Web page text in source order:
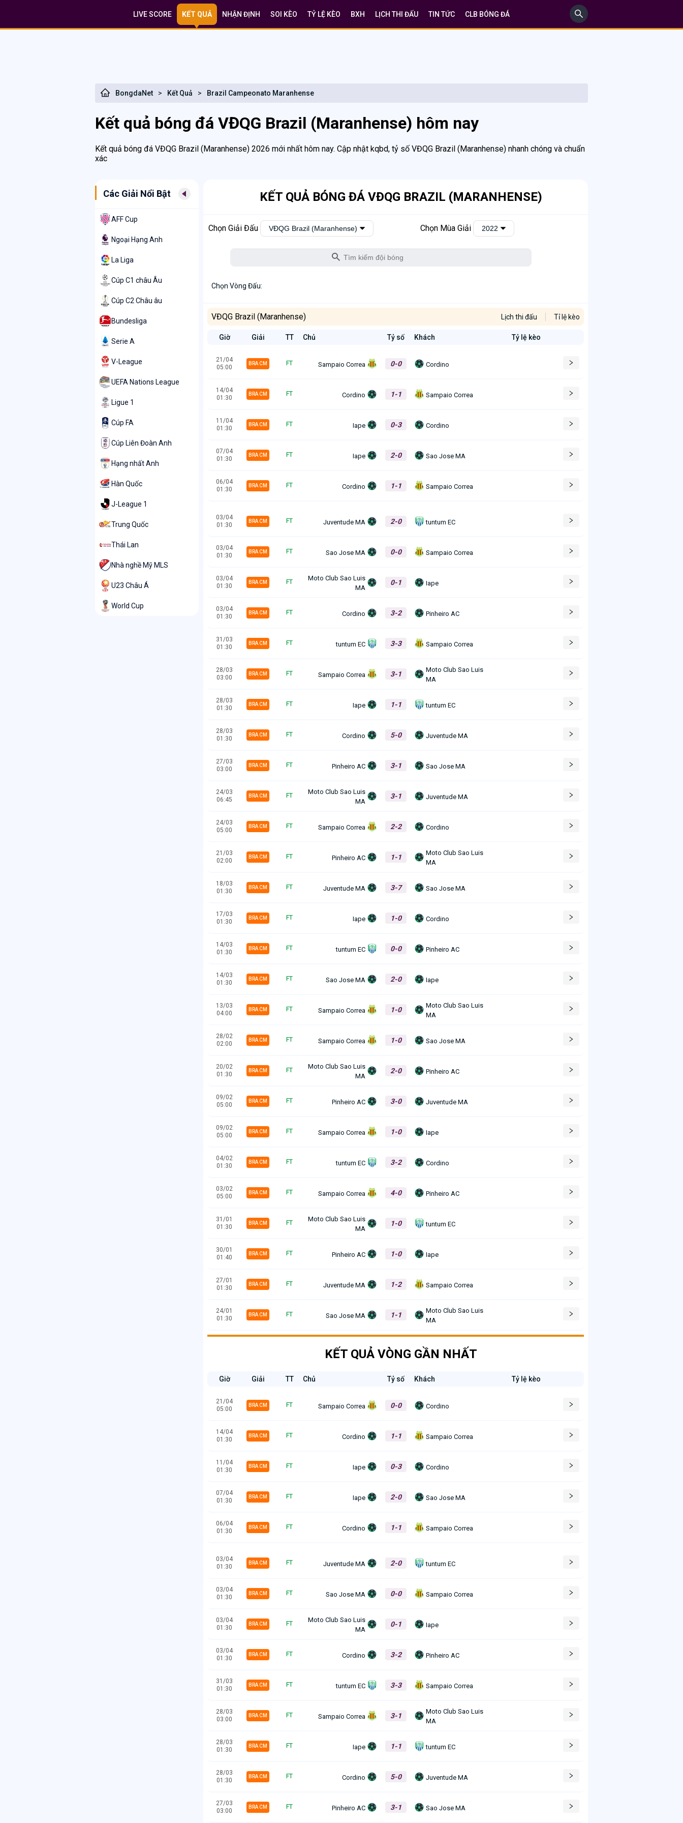
LIVE SCORE KẾT QUẢ NHẬN ĐỊNH SOI KÈO TỶ LỆ KÈO BXH LỊCH THI ĐẤU TIN TỨC CLB BÓNG ĐÁ
BongdaNet > Kết Quả > Brazil Campeonato Maranhense
Kết quả bóng đá VĐQG Brazil (Maranhense) hôm nay
Kết quả bóng đá VĐQG Brazil (Maranhense) 2026 mới nhất hôm nay. Cập nhật kqbd, tỷ số VĐQG Brazil (Maranhense) nhanh chóng và chuẩn
xác
Các Giải Nổi Bật
AFF Cup
Ngoại Hạng Anh
La Liga
Cúp C1 châu Âu
Cúp C2 Châu âu
Bundesliga
Serie A
V-League
UEFA Nations League
Ligue 1
Cúp FA
Cúp Liên Đoàn Anh
Hạng nhất Anh
Hàn Quốc
J-League 1
Trung Quốc
Thái Lan
Nhà nghề Mỹ MLS
U23 Châu Á
World Cup
KẾT QUẢ BÓNG ĐÁ VĐQG BRAZIL (MARANHENSE)
Chọn Giải Đấu VĐQG Brazil (Maranhense) Chọn Mùa Giải 2022
Chọn Vòng Đấu:
VĐQG Brazil (Maranhense) Lịch thi đấu Tỉ lệ kèo
Giờ Giải TT Chủ Tỷ số Khách Tỷ lệ kèo
21/04
05:00
BRA CM FT Sampaio Correa 0-0 Cordino
14/04
01:30
BRA CM FT Cordino 1-1 Sampaio Correa
11/04
01:30
BRA CM FT Iape 0-3 Cordino
07/04
01:30
BRA CM FT Iape 2-0 Sao Jose MA
06/04
01:30
BRA CM FT Cordino 1-1 Sampaio Correa
03/04
01:30
BRA CM FT Juventude MA 2-0 tuntum EC
03/04
01:30
BRA CM FT Sao Jose MA 0-0 Sampaio Correa
03/04
01:30
BRA CM FT
Moto Club Sao Luis
MA
0-1 Iape
03/04
01:30
BRA CM FT Cordino 3-2 Pinheiro AC
31/03
01:30
BRA CM FT tuntum EC 3-3 Sampaio Correa
28/03
03:00
BRA CM FT Sampaio Correa 3-1
Moto Club Sao Luis
MA
28/03
01:30
BRA CM FT Iape 1-1 tuntum EC
28/03
01:30
BRA CM FT Cordino 5-0 Juventude MA
27/03
03:00
BRA CM FT Pinheiro AC 3-1 Sao Jose MA
24/03
06:45
BRA CM FT
Moto Club Sao Luis
MA
3-1 Juventude MA
24/03
05:00
BRA CM FT Sampaio Correa 2-2 Cordino
21/03
02:00
BRA CM FT Pinheiro AC 1-1
Moto Club Sao Luis
MA
18/03
01:30
BRA CM FT Juventude MA 3-7 Sao Jose MA
17/03
01:30
BRA CM FT Iape 1-0 Cordino
14/03
01:30
BRA CM FT tuntum EC 0-0 Pinheiro AC
14/03
01:30
BRA CM FT Sao Jose MA 2-0 Iape
13/03
04:00
BRA CM FT Sampaio Correa 1-0
Moto Club Sao Luis
MA
28/02
02:00
BRA CM FT Sampaio Correa 1-0 Sao Jose MA
20/02
01:30
BRA CM FT
Moto Club Sao Luis
MA
2-0 Pinheiro AC
09/02
05:00
BRA CM FT Pinheiro AC 3-0 Juventude MA
09/02
05:00
BRA CM FT Sampaio Correa 1-0 Iape
04/02
01:30
BRA CM FT tuntum EC 3-2 Cordino
03/02
05:00
BRA CM FT Sampaio Correa 4-0 Pinheiro AC
31/01
01:30
BRA CM FT
Moto Club Sao Luis
MA
1-0 tuntum EC
30/01
01:40
BRA CM FT Pinheiro AC 1-0 Iape
27/01
01:30
BRA CM FT Juventude MA 1-2 Sampaio Correa
24/01
01:30
BRA CM FT Sao Jose MA 1-1
Moto Club Sao Luis
MA
KẾT QUẢ VÒNG GẦN NHẤT
Giờ Giải TT Chủ Tỷ số Khách Tỷ lệ kèo
21/04
05:00
BRA CM FT Sampaio Correa 0-0 Cordino
14/04
01:30
BRA CM FT Cordino 1-1 Sampaio Correa
11/04
01:30
BRA CM FT Iape 0-3 Cordino
07/04
01:30
BRA CM FT Iape 2-0 Sao Jose MA
06/04
01:30
BRA CM FT Cordino 1-1 Sampaio Correa
03/04
01:30
BRA CM FT Juventude MA 2-0 tuntum EC
03/04
01:30
BRA CM FT Sao Jose MA 0-0 Sampaio Correa
03/04
01:30
BRA CM FT
Moto Club Sao Luis
MA
0-1 Iape
03/04
01:30
BRA CM FT Cordino 3-2 Pinheiro AC
31/03
01:30
BRA CM FT tuntum EC 3-3 Sampaio Correa
28/03
03:00
BRA CM FT Sampaio Correa 3-1
Moto Club Sao Luis
MA
28/03
01:30
BRA CM FT Iape 1-1 tuntum EC
28/03
01:30
BRA CM FT Cordino 5-0 Juventude MA
27/03
03:00
BRA CM FT Pinheiro AC 3-1 Sao Jose MA